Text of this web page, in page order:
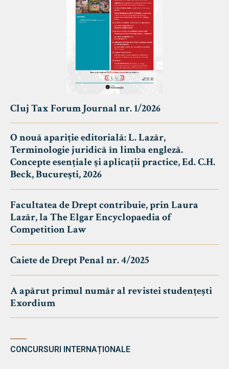
Cluj Tax Forum Journal nr. 1/2026
O nouă apariție editorială: L. Lazăr,
Terminologie juridică în limba engleză.
Concepte esențiale și aplicații practice, Ed. C.H.
Beck, București, 2026
Facultatea de Drept contribuie, prin Laura
Lazăr, la The Elgar Encyclopaedia of
Competition Law
Caiete de Drept Penal nr. 4/2025
A apărut primul număr al revistei studențești
Exordium
CONCURSURI INTERNAȚIONALE